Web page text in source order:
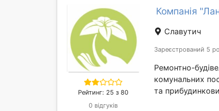
Рейтинг: 25 з 80
0 відгуків
Компанія
Славутич
Зареєстрований 5
Ремонтно-
комунальних
та